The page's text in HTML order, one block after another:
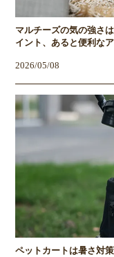
マルチーズの気の強さ
イント、あると便利な
2026/05/08
ペットカートは暑さ対